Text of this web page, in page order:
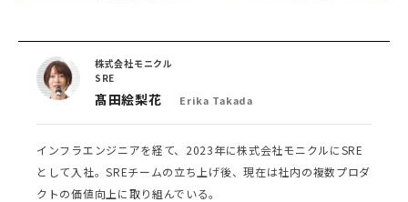
株式会社モニクル
SRE
髙田絵梨花 Erika Takada
インフラエンジニアを経て、2023年に株式会社モニクルにSRE
として入社。SREチームの立ち上げ後、現在は社内の複数プロダ
クトの価値向上に取り組んでいる。